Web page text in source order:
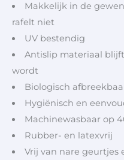
Makkelijk in de
rafelt niet
UV bestendig
Antislip materiaal
wordt
Biologisch
Hygiënisch en
Machinewasbaar op
Rubber- en latexvrij
Vrij van nare geurtjes